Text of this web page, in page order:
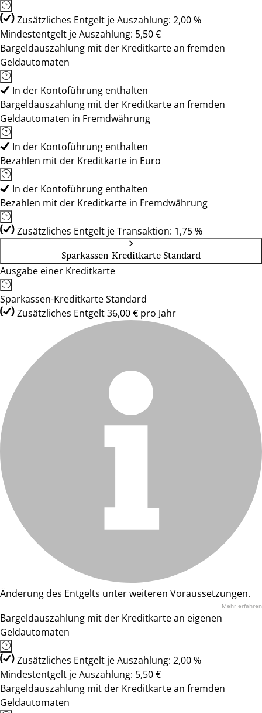
Zusätzliches Entgelt je Auszahlung: 2,00 %
Mindestentgelt je Auszahlung: 5,50 €
Bargeldauszahlung mit der Kreditkarte an fremden
Geldautomaten
In der Kontoführung enthalten
Bargeldauszahlung mit der Kreditkarte an fremden
Geldautomaten in Fremdwährung
In der Kontoführung enthalten
Bezahlen mit der Kreditkarte in Euro
In der Kontoführung enthalten
Bezahlen mit der Kreditkarte in Fremdwährung
Zusätzliches Entgelt je Transaktion: 1,75 %
Sparkassen-Kreditkarte Standard
Ausgabe einer Kreditkarte
Sparkassen-Kreditkarte Standard
Zusätzliches Entgelt 36,00 € pro Jahr
Änderung des Entgelts unter weiteren Voraussetzungen.
Mehr erfahren
Bargeldauszahlung mit der Kreditkarte an eigenen
Geldautomaten
Zusätzliches Entgelt je Auszahlung: 2,00 %
Mindestentgelt je Auszahlung: 5,50 €
Bargeldauszahlung mit der Kreditkarte an fremden
Geldautomaten